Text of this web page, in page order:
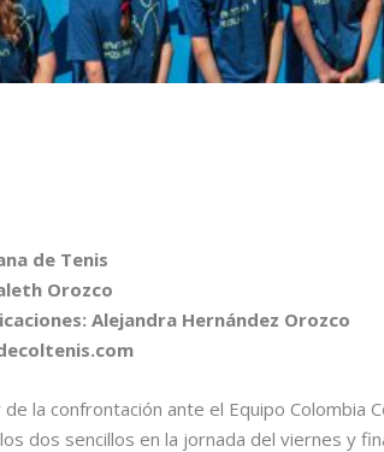
de Tenis
Orozco
Alejandra Hernández Orozco
la confrontación ante el Equipo Colombia
dos sencillos en la jornada del viernes y